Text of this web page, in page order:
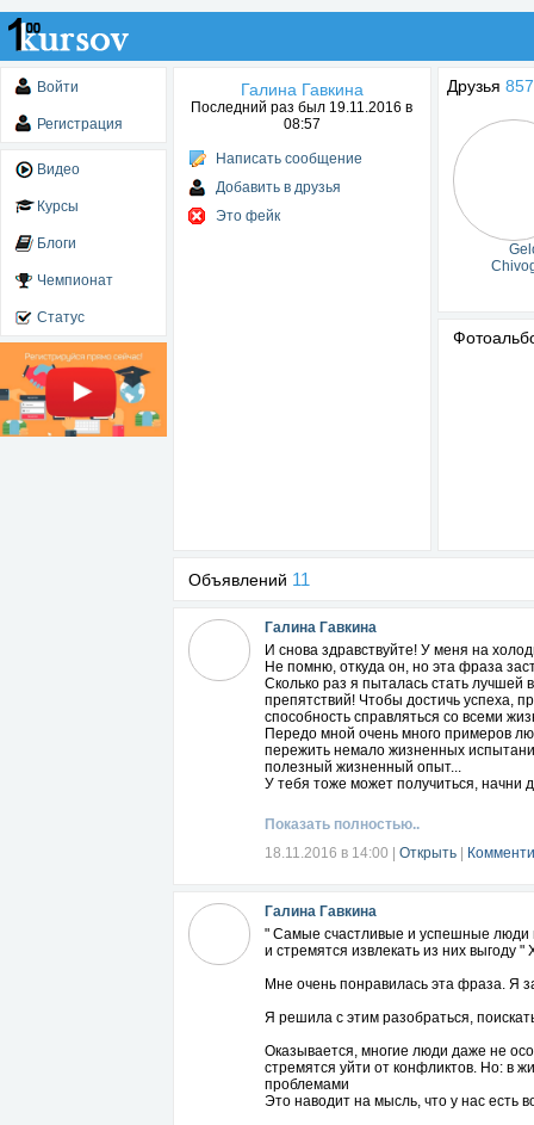
Войти
Регистрация
Видео
Курсы
Блоги
Чемпионат
Статус
Галина Гавкина
Последний раз был 19.11.2016 в
08:57
Написать сообщение
Добавить в друзья
Это фейк
Друзья 857
Объявлений 11
Галина Гавкина
И снова здравствуйте! У меня на
Не помню, откуда он, но эта фраза
Сколько раз я пыталась стать лучшей
препятствий! Чтобы достичь успеха,
способность справляться со всеми
Передо мной очень много примеров
пережить немало жизненных
полезный жизненный опыт...
У тебя тоже может получиться, начни
Показать полностью..
18.11.2016 в 14:00
Открыть
Галина Гавкина
" Самые счастливые и успешные люди
и стремятся извлекать из них выгоду
Мне очень понравилась эта фраза. Я
Я решила с этим разобраться,
Оказывается, многие люди даже не
стремятся уйти от конфликтов. Но: в
проблемами
Это наводит на мысль, что у нас есть